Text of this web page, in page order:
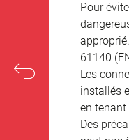
Pour
61140
Les
installés
en
Des